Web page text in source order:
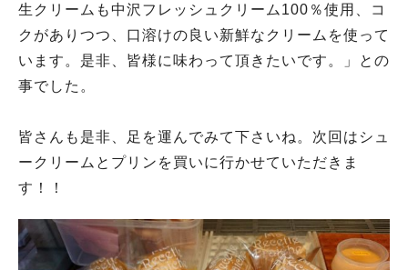
生クリームも中沢フレッシュクリーム100％使用、コ
クがありつつ、口溶けの良い新鮮なクリームを使って
います。是非、皆様に味わって頂きたいです。」との
事でした。
皆さんも是非、足を運んでみて下さいね。次回はシュ
ークリームとプリンを買いに行かせていただきま
す！！